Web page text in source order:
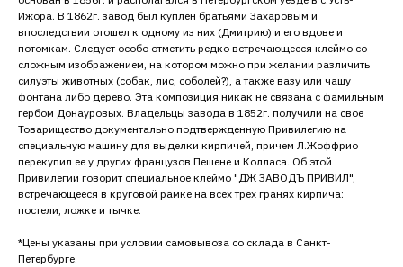
Ижора. В 1862г. завод был куплен братьями Захаровым и
впоследствии отошел к одному из них (Дмитрию) и его вдове и
потомкам. Следует особо отметить редко встречающееся клеймо со
сложным изображением, на котором можно при желании различить
силуэты животных (собак, лис, соболей?), а также вазу или чашу
фонтана либо дерево. Эта композиция никак не связана с фамильным
гербом Донауровых. Владельцы завода в 1852г. получили на свое
Товарищество документально подтвержденную Привилегию на
специальную машину для выделки кирпичей, причем Л.Жоффрио
перекупил ее у других французов Пешене и Колласа. Об этой
Привилегии говорит специальное клеймо "ДЖ ЗАВОДЪ ПРИВИЛ",
встречающееся в круговой рамке на всех трех гранях кирпича:
постели, ложке и тычке.
*Цены указаны при условии самовывоза со склада в Санкт-
Петербурге.